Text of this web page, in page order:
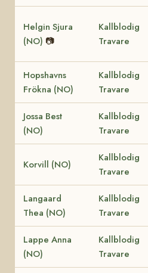
Helgin Sjura
(NO) 📷
Kallblodig
Travare
Hopshavns
Frökna (NO)
Kallblodig
Travare
Jossa Best
(NO)
Kallblodig
Travare
Korvill (NO)
Kallblodig
Travare
Langaard
Thea (NO)
Kallblodig
Travare
Lappe Anna
(NO)
Kallblodig
Travare